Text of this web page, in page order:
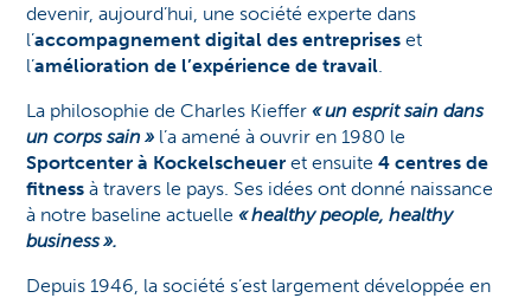
devenir, aujourd’hui, une société experte dans
l’accompagnement digital des entreprises et
l’amélioration de l’expérience de travail
La philosophie de Charles Kieffer« un esprit sain dans
un corps sain » l’a amené à ouvrir en 1980 le
Sportcenter à Kockelscheuer et ensuite4 centres de
fitness à travers le pays. Ses idées ont donné naissance
à notre baseline actuelle« healthy people, healthy
business ».
Depuis 1946, la société s’est largement développée en